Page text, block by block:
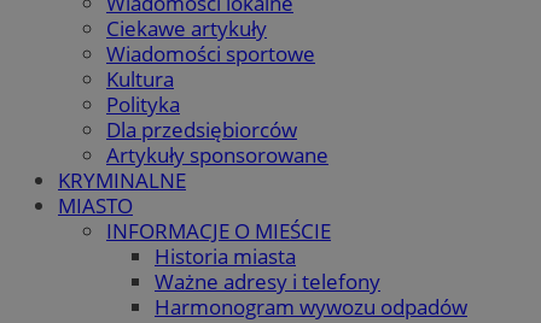
Ciekawe artykuły
Wiadomości sportowe
Kultura
Polityka
Dla przedsiębiorców
Artykuły sponsorowane
KRYMINALNE
MIASTO
INFORMACJE O MIEŚCIE
Historia miasta
Ważne adresy i telefony
Harmonogram wywozu odpadów